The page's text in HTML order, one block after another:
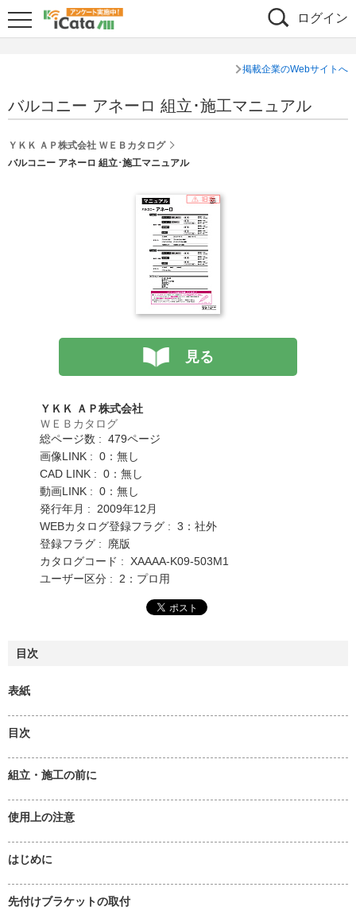
ログイン
掲載企業のWebサイトへ
バルコニー アネーロ 組立･施工マニュアル
ＹＫＫ ＡＰ株式会社 ＷＥＢカタログ
バルコニー アネーロ 組立･施工マニュアル
見る
ＹＫＫ ＡＰ株式会社
ＷＥＢカタログ
総ページ数 : 479ページ
画像LINK : 0：無し
CAD LINK : 0：無し
動画LINK : 0：無し
発行年月 : 2009年12月
WEBカタログ登録フラグ : 3：社外
登録フラグ : 廃版
カタログコード : XAAAA-K09-503M1
ユーザー区分 : 2：プロ用
目次
表紙
目次
組立・施工の前に
使用上の注意
はじめに
先付けブラケットの取付